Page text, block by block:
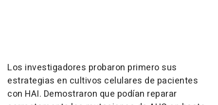
Los investigadores probaron primero sus
estrategias en cultivos celulares de pacientes
con HAI. Demostraron que podían reparar